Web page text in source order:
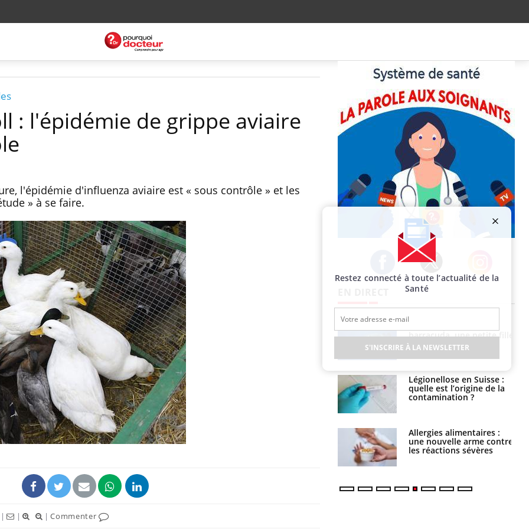
: l'épidémie de grippe aviaire
l'épidémie d'influenza aviaire est « sous contrôle » et les
» à se faire.
| | |Commenter
Facebook Twitter Instagram
Fortes chaleurs :
pourquoi le risque de
noyade grimpe-t-il ?
Le Viagra pourrait-il
freiner la propagation du
cancer ?
Pourquoi manger moins
de protéines pourrait
barracuda, une petite fille
secourue grâce à un
réflexe essentiel
Légionellose en Suisse :
quelle est l’origine de la
contamination ?
Allergies alimentaires :
une nouvelle arme contre
les réactions sévères
Restez connecté à toute l’actualité de la
Santé
S'INSCRIRE À LA NEWSLETTER